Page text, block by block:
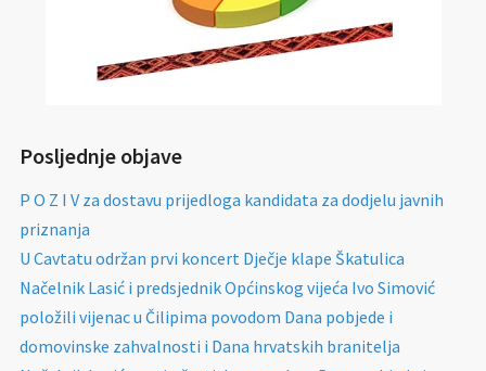
Posljednje objave
P O Z I V za dostavu prijedloga kandidata za dodjelu javnih
priznanja
U Cavtatu održan prvi koncert Dječje klape Škatulica
Načelnik Lasić i predsjednik Općinskog vijeća Ivo Simović
položili vijenac u Čilipima povodom Dana pobjede i
domovinske zahvalnosti i Dana hrvatskih branitelja